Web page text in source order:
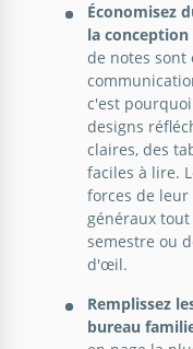
Rapport
Voulez-vous faire
ou votre
pas dépenser
Google Docs
Économisez
la conception
de notes sont
c'est
designs
claires, des
faciles à lire.
forces de
généraux
semestre ou
d'œil.
Remplissez
bureau